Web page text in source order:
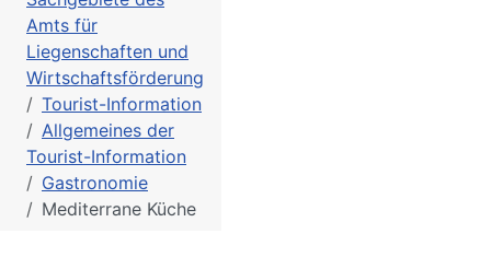
Amts für
Liegenschaften und
Wirtschaftsförderung
Tourist-Information
Allgemeines der
Tourist-Information
Gastronomie
Mediterrane Küche